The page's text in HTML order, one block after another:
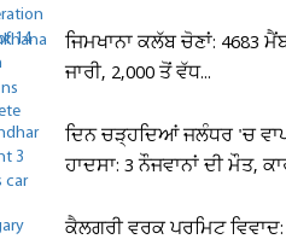
ਜਿਮਖਾਨਾ ਕਲੱਬ ਚੋਣਾਂ: 4683
ਜਾਰੀ, 2,000 ਤੋਂ ਵੱਧ...
ਦਿਨ ਚੜ੍ਹਦਿਆਂ ਜਲੰਧਰ 'ਚ
ਹਾਦਸਾ: 3 ਨੌਜਵਾਨਾਂ ਦੀ ਮੌਤ,
ਕੈਲਗਰੀ ਵਰਕ ਪਰਮਿਟ